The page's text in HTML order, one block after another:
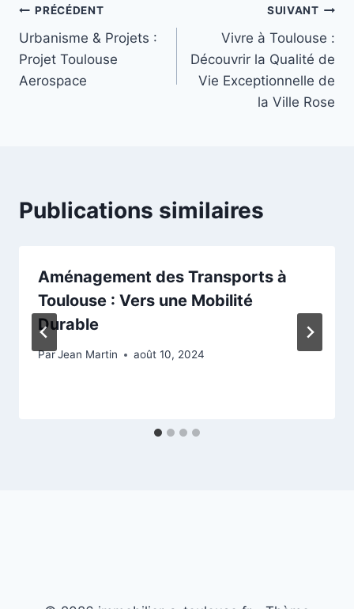
Navigation
de
l’article
PRÉCÉDENT
Urbanisme & Projets :
Projet Toulouse
Aerospace
SUIVANT
Vivre à Toulouse :
Découvrir la Qualité de
Vie Exceptionnelle de
la Ville Rose
Publications similaires
Aménagement des Transports à
Toulouse : Vers une Mobilité
Durable
ParJean Martin août 10, 2024